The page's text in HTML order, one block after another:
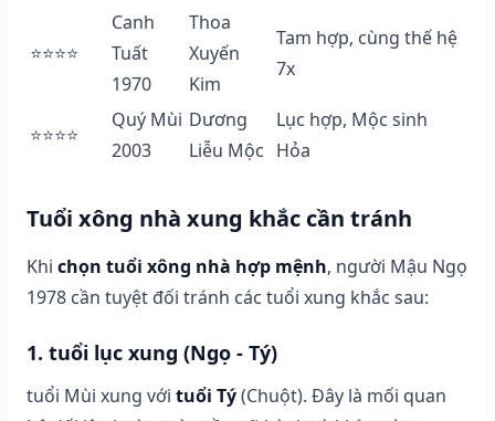
⭐⭐⭐⭐
Canh
Tuất
1970
Thoa
Xuyến
Kim
Tam hợp, cùng thế hệ
7x
⭐⭐⭐⭐
Quý Mùi
2003
Dương
Liễu Mộc
Lục hợp, Mộc sinh
Hỏa
Tuổi xông nhà xung khắc cần tránh
Khi chọn tuổi xông nhà hợp mệnh, người Mậu Ngọ
1978 cần tuyệt đối tránh các tuổi xung khắc sau:
1. tuổi lục xung (Ngọ - Tý)
tuổi Mùi xung với tuổi Tý(Chuột). Đây là mối quan